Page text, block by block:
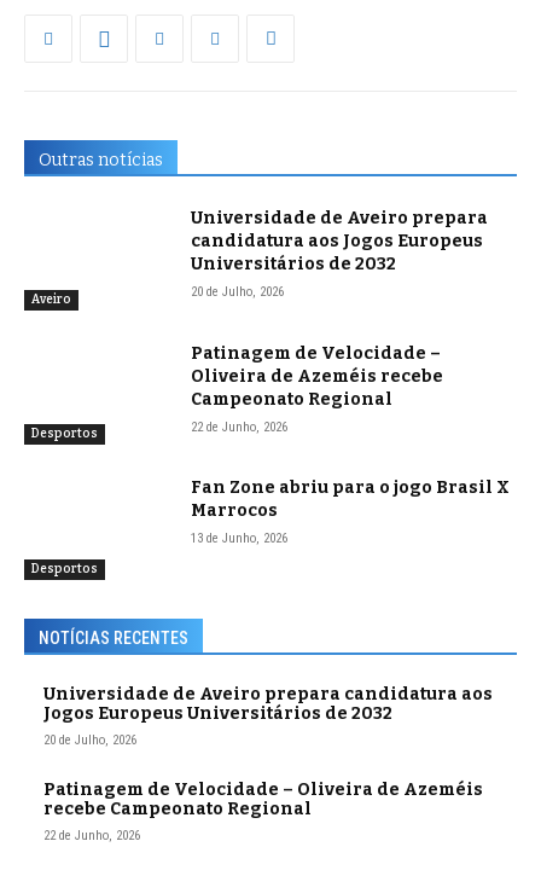
Outras notícias
Aveiro
Universidade de Aveiro prepara
candidatura aos Jogos Europeus
Universitários de 2032
20 de Julho, 2026
Desportos
Patinagem de Velocidade –
Oliveira de Azeméis recebe
Campeonato Regional
22 de Junho, 2026
Desportos
Fan Zone abriu para o jogo Brasil X
Marrocos
13 de Junho, 2026
NOTÍCIAS RECENTES
Universidade de Aveiro prepara candidatura aos
Jogos Europeus Universitários de 2032
20 de Julho, 2026
Patinagem de Velocidade – Oliveira de Azeméis
recebe Campeonato Regional
22 de Junho, 2026